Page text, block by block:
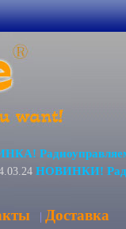
НОВИНКИ!
| Доставка